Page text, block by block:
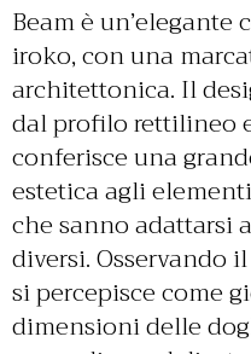
Beam è
iroko, con una
architettonica. Il
dal profilo rettilineo
conferisce una
estetica agli
che sanno adattarsi
diversi. Osservando
si percepisce come
dimensioni delle